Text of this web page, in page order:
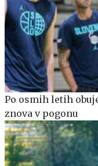
Po osmih letih
znova v pogonu